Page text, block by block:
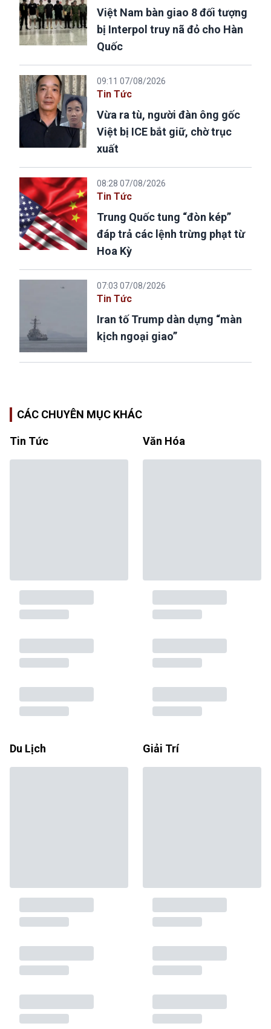
Việt Nam bàn giao 8 đối tượng
bị Interpol truy nã đỏ cho Hàn
Quốc
09:11 07/08/2026
Tin Tức
Vừa ra tù, người đàn ông gốc
Việt bị ICE bắt giữ, chờ trục
xuất
08:28 07/08/2026
Tin Tức
Trung Quốc tung “đòn kép”
đáp trả các lệnh trừng phạt từ
Hoa Kỳ
07:03 07/08/2026
Tin Tức
Iran tố Trump dàn dựng “màn
kịch ngoại giao”
CÁC CHUYÊN MỤC KHÁC
Tin Tức Văn Hóa
Du Lịch Giải Trí